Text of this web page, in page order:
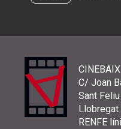
CINEBAIX
C/ Joan
Sant
Llobregat
RENFE